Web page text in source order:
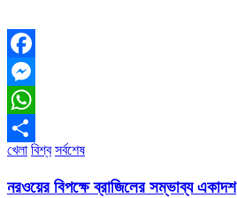
Facebook
Messenger
WhatsApp
Share
খেলা বিশ্ব সর্বশেষ
নরওয়ের বিপক্ষে ব্রাজিলের সম্ভাব্য একাদশ